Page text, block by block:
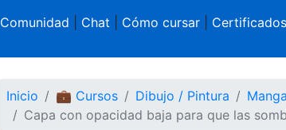
Comunidad Chat Cómo cursar|
Inicio 💼 Cursos Dibujo / Pintura Manga
Capa con opacidad baja para que las